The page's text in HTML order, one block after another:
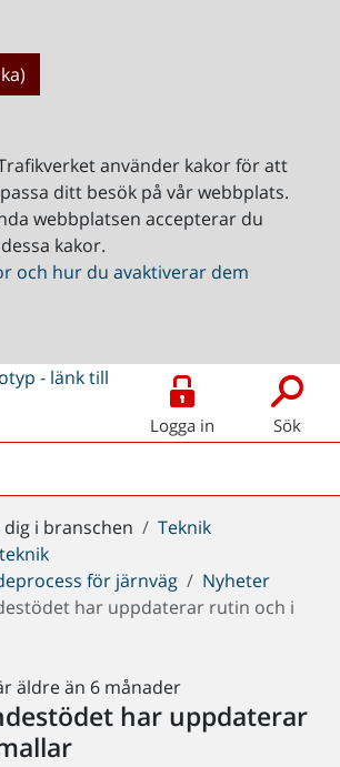
använder kakor för att
ditt besök på vår webbplats.
webbplatsen accepterar du
kakor.
och hur du avaktiverar dem
Logga in Sök
dig i branschen
Teknik
för järnväg
Nyheter
har uppdaterar rutin och i
äldre än 6 månader
har uppdaterar